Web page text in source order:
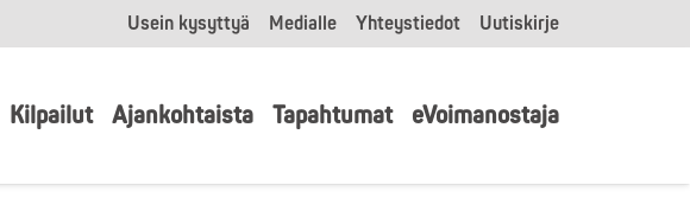
Usein kysyttyä Medialle Yhteystiedot Uutiskirje
Kilpailut Ajankohtaista Tapahtumat eVoimanostaja